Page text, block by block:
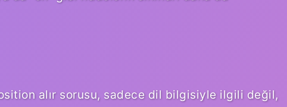
alır sorusu, sadece dil bilgisiyle ilgili değil,